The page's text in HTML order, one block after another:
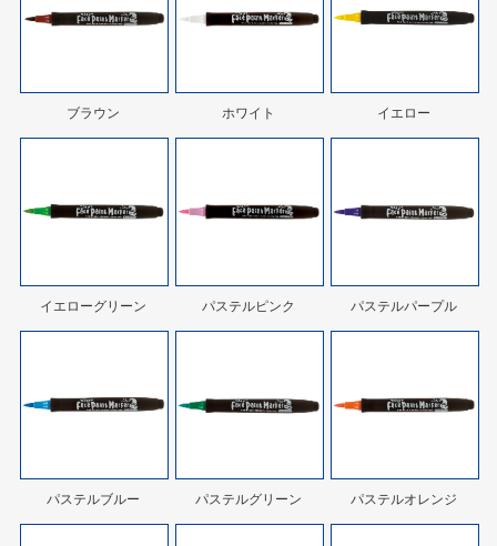
ブラウン ホワイト イエロー
イエローグリーン パステルピンク パステルパープル
パステルブルー パステルグリーン パステルオレンジ